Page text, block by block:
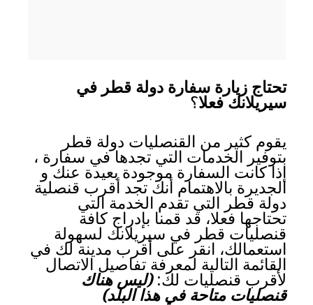
تحتاج زيارة سفارة دولة قطر في
سيريلانك فعلا؟
يقوم كثير من القنصليات دولة قطر
بتوفير الخدمات التي تجدها في سفارة ،
إذا كانت السفارة موجودة بعيدة عنك و
الجديرة بالاهتمام أنك تجد أقرب قنصلية
دولة قطر التي تقدم الخدمة التي
تحتاجها فعلا، قد قمنا بإدراج كافة
قنصليات قطر في سيريلانك لسهولة
استعمالك، انقر على أقرب مدينة لك في
القائمة التالية لمعرفة تفاصيل الاتصال
لأقرب قنصليات لك:(ليس هناك
قنصليات متاحة في هذا البلد)